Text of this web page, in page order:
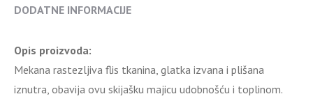
DODATNE INFORMACIJE
Opis proizvoda:
Mekana rastezljiva flis tkanina, glatka izvana i plišana
iznutra, obavija ovu skijašku majicu udobnošću i toplinom.